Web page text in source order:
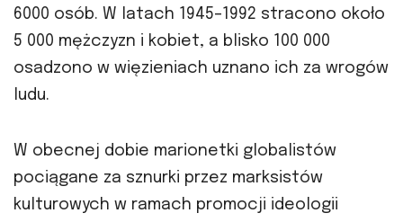
6000 osób. W latach 1945–1992 stracono około
5 000 mężczyzn i kobiet, a blisko 100 000
osadzono w więzieniach uznano ich za wrogów
ludu.
W obecnej dobie marionetki globalistów
pociągane za sznurki przez marksistów
kulturowych w ramach promocji ideologii